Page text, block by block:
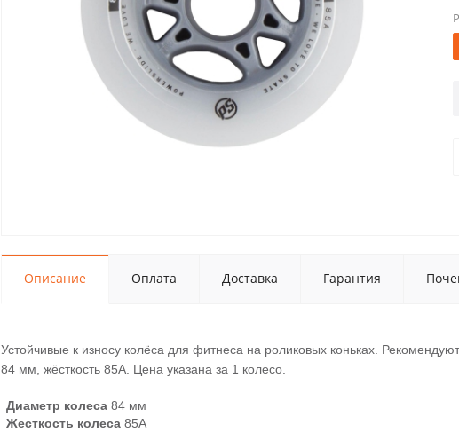
Описание Оплата Доставка Гарантия
Устойчивые к износу колёса для фитнеса на роликовых коньках.
84 мм, жёсткость 85А. Цена указана за 1 колесо.
Диаметр колеса 84 мм
Жесткость колеса 85А